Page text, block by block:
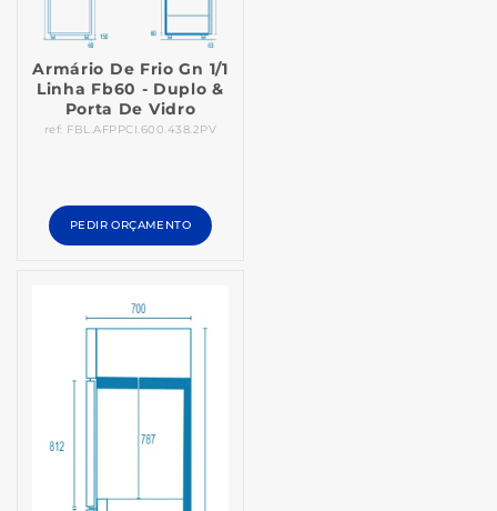
Armário De Frio Gn 1/1
Linha Fb60 - Duplo &
Porta De Vidro
ref: FBL.AFPPCI.600.438.2PV
PEDIR ORÇAMENTO